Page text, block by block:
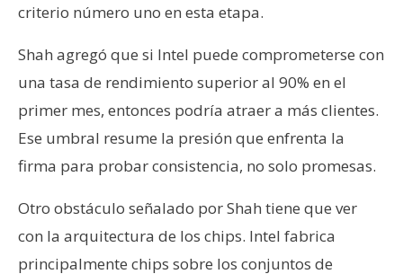
criterio número uno en esta etapa.
Shah agregó que si Intel puede comprometerse con
una tasa de rendimiento superior al 90% en el
primer mes, entonces podría atraer a más clientes.
Ese umbral resume la presión que enfrenta la
firma para probar consistencia, no solo promesas.
Otro obstáculo señalado por Shah tiene que ver
con la arquitectura de los chips. Intel fabrica
principalmente chips sobre los conjuntos de